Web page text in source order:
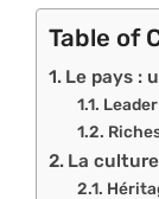
Table of
Le pays :
La